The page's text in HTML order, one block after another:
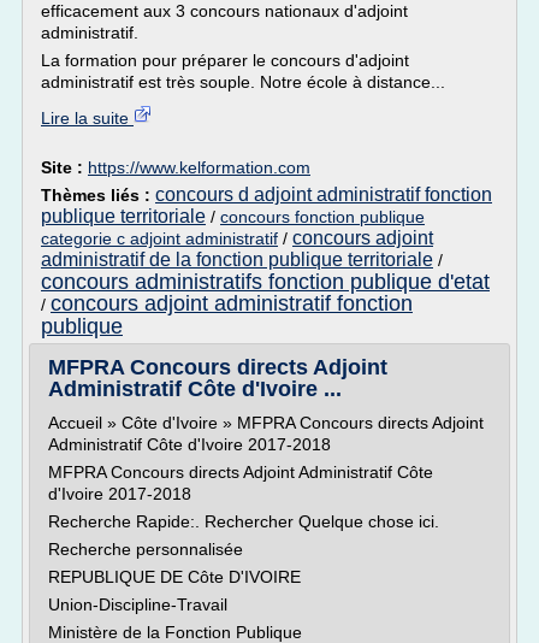
efficacement aux 3 concours nationaux d'adjoint
administratif.
La formation pour préparer le concours d'adjoint
administratif est très souple. Notre école à distance...
Lire la suite
Site : https://www.kelformation.com
Thèmes liés : concours d adjoint administratif fonction
publique territoriale / concours fonction publique
categorie c adjoint administratif / concours adjoint
administratif de la fonction publique territoriale /
concours administratifs fonction publique d'etat
/ concours adjoint administratif fonction
publique
MFPRA Concours directs Adjoint
Administratif Côte d'Ivoire ...
Accueil » Côte d'Ivoire » MFPRA Concours directs Adjoint
Administratif Côte d'Ivoire 2017-2018
MFPRA Concours directs Adjoint Administratif Côte
d'Ivoire 2017-2018
Recherche Rapide:. Rechercher Quelque chose ici.
Recherche personnalisée
REPUBLIQUE DE Côte D'IVOIRE
Union-Discipline-Travail
Ministère de la Fonction Publique